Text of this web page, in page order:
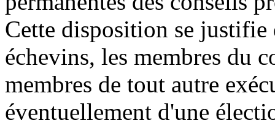
Cette disposition se
échevins, les membres du
membres de tout autre
éventuellement d'une